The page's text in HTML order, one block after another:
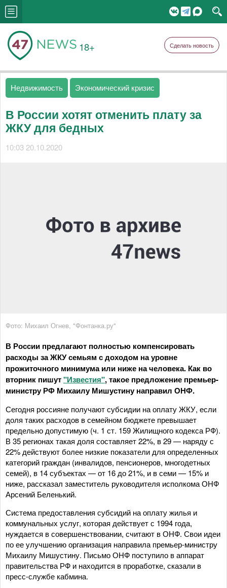
18+ Сделать новость
Недвижимость Экономический кризис
В России хотят отменить плату за
ЖКУ для бедных
10:03 20.10.2020
Фото: Михаил Огнев, "Фонтанка.ру"
В России предлагают полностью компенсировать
расходы за ЖКУ семьям с доходом на уровне
прожиточного минимума или ниже на человека. Как во
вторник пишут"Известия", такое предложение премьер-
министру РФ Михаилу Мишустину направил ОНФ.
Сегодня россияне получают субсидии на оплату ЖКУ, если
доля таких расходов в семейном бюджете превышает
предельно допустимую (ч. 1 ст. 159 Жилищного кодекса РФ).
В 35 регионах такая доля составляет 22%, в 29 — наряду с
22% действуют более низкие показатели для определенных
категорий граждан (инвалидов, пенсионеров, многодетных
семей), в 14 субъектах — от 16 до 21%, и в семи — 15% и
ниже, рассказал заместитель руководителя исполкома ОНФ
Арсений Беленький.
Система предоставления субсидий на оплату жилья и
коммунальных услуг, которая действует с 1994 года,
нуждается в совершенствовании, считают в ОНФ. Свои идеи
по ее улучшению организация направила премьер-министру
Михаилу Мишустину. Письмо ОНФ поступило в аппарат
правительства РФ и находится в проработке, сказали в
пресс-службе кабмина.